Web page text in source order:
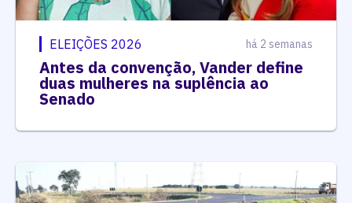
ELEIÇÕES 2026 há 2 semanas
Antes da convenção, Vander define
duas mulheres na suplência ao
Senado